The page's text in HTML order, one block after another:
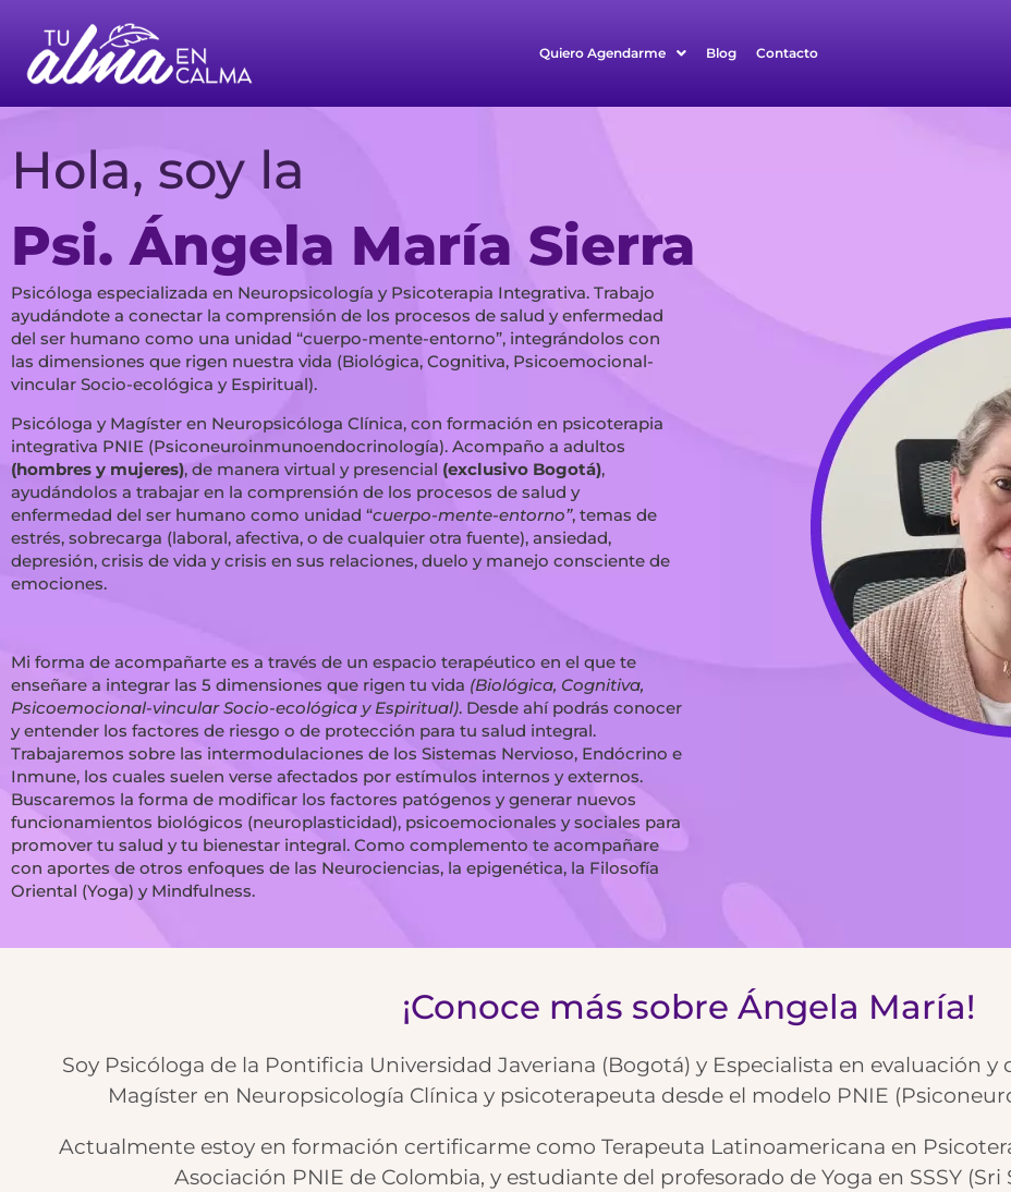
Quiero Agendarme Blog Contacto
Hola, soy la
Psi. Ángela María Sierra
Psicóloga especializada en Neuropsicología y Psicoterapia Integrativa. Trabajo
ayudándote a conectar la comprensión de los procesos de salud y enfermedad
del ser humano como una unidad “cuerpo-mente-entorno”, integrándolos con
las dimensiones que rigen nuestra vida (Biológica, Cognitiva, Psicoemocional-
vincular Socio-ecológica y Espiritual).
Psicóloga y Magíster en Neuropsicóloga Clínica, con formación en psicoterapia
integrativa PNIE (Psiconeuroinmunoendocrinología). Acompaño a adultos
(hombres y mujeres), de manera virtual y presencial (exclusivo Bogotá),
ayudándolos a trabajar en la comprensión de los procesos de salud y
enfermedad del ser humano como unidad “cuerpo-mente-entorno”, temas de
estrés, sobrecarga (laboral, afectiva, o de cualquier otra fuente), ansiedad,
depresión, crisis de vida y crisis en sus relaciones, duelo y manejo consciente de
emociones.
Mi forma de acompañarte es a través de un espacio terapéutico en el que te
enseñare a integrar las 5 dimensiones que rigen tu vida (Biológica, Cognitiva,
Psicoemocional-vincular Socio-ecológica y Espiritual). Desde ahí podrás conocer
y entender los factores de riesgo o de protección para tu salud integral.
Trabajaremos sobre las intermodulaciones de los Sistemas Nervioso, Endócrino e
Inmune, los cuales suelen verse afectados por estímulos internos y externos.
Buscaremos la forma de modificar los factores patógenos y generar nuevos
funcionamientos biológicos (neuroplasticidad), psicoemocionales y sociales para
promover tu salud y tu bienestar integral. Como complemento te acompañare
con aportes de otros enfoques de las Neurociencias, la epigenética, la Filosofía
Oriental (Yoga) y Mindfulness.
¡Conoce más sobre Ángela María!
Soy Psicóloga de la Pontificia Universidad Javeriana (Bogotá) y Especialista en evaluación
Magíster en Neuropsicología Clínica y psicoterapeuta desde el modelo PNIE
Actualmente estoy en formación certificarme como Terapeuta Latinoamericana en
Asociación PNIE de Colombia, y estudiante del profesorado de Yoga en SSSY (Sri